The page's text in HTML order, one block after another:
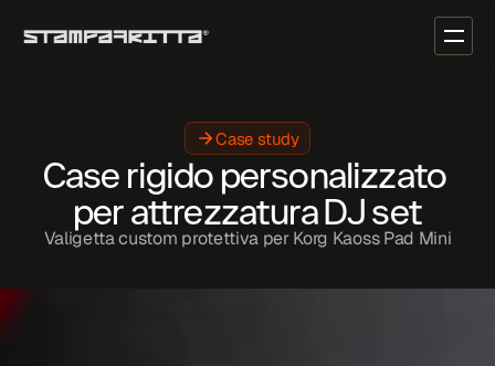
Case study
Case rigido personalizzato
per attrezzatura DJ set
Valigetta custom protettiva per Korg Kaoss Pad Mini